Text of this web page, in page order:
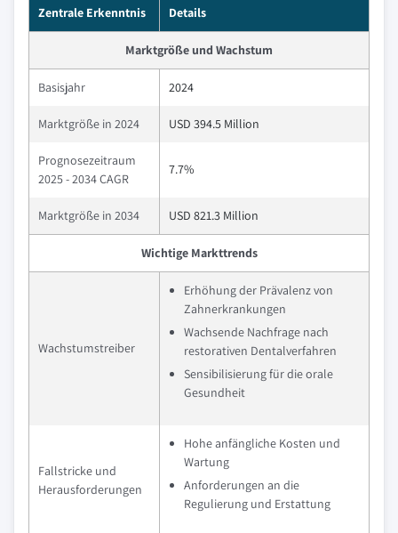
Zentrale Erkenntnis Details
Marktgröße und Wachstum
Basisjahr 2024
Marktgröße in 2024 USD 394.5 Million
Prognosezeitraum
2025 - 2034 CAGR
7.7%
Marktgröße in 2034 USD 821.3 Million
Wichtige Markttrends
Wachstumstreiber
Erhöhung der Prävalenz von
Zahnerkrankungen
Wachsende Nachfrage nach
restorativen Dentalverfahren
Sensibilisierung für die orale
Gesundheit
Fallstricke und
Herausforderungen
Hohe anfängliche Kosten und
Wartung
Anforderungen an die
Regulierung und Erstattung